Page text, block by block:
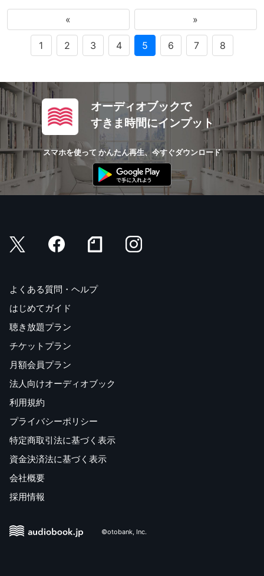
« »
1 2 3 4 5 6 7 8
オーディオブックで
すきま時間にインプット
スマホを使って かんたん再生、今すぐダウンロード
よくある質問・ヘルプ
はじめてガイド
聴き放題プラン
チケットプラン
月額会員プラン
法人向けオーディオブック
利用規約
プライバシーポリシー
特定商取引法に基づく表示
資金決済法に基づく表示
会社概要
採用情報
©otobank, Inc.